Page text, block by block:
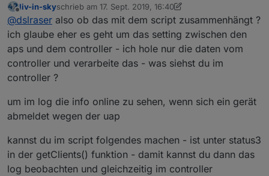
das war jetzt mit 80000, gleich kurz nacheinander
Offline
liv-in-skyschrieb am 17. Sept. 2019, 16:40
zuletzt editiert von liv-in-sky
@dslraser also ob das mit dem script zusammenhängt ?
ich glaube eher es geht um das setting zwischen den
aps und dem controller - ich hole nur die daten vom
controller und verarbeite das - was siehst du im
controller ?
um im log die info online zu sehen, wenn sich ein gerät
abmeldet wegen der uap
kannst du im script folgendes machen - ist unter status3
in der getClients() funktion - damit kannst du dann das
log beobachten und gleichzeitig im controller